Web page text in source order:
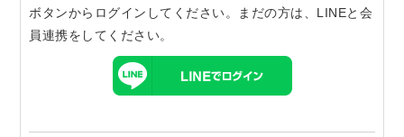
ボタンからログインしてください。まだの方は、 LINEと会
員連携をしてください。